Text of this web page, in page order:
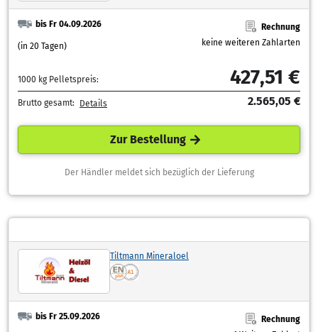
bis Fr 04.09.2026
(in 20 Tagen)
Rechnung
keine weiteren Zahlarten
1000 kg Pelletspreis: 427,51 €
Brutto gesamt: Details 2.565,05 €
Zur Bestellung
Der Händler meldet sich bezüglich der Lieferung
Tiltmann Mineraloel
bis Fr 25.09.2026
Rechnung